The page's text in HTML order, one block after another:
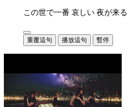
この世で一番 哀しい 夜が来る
重覆這句 播放這句 暫停